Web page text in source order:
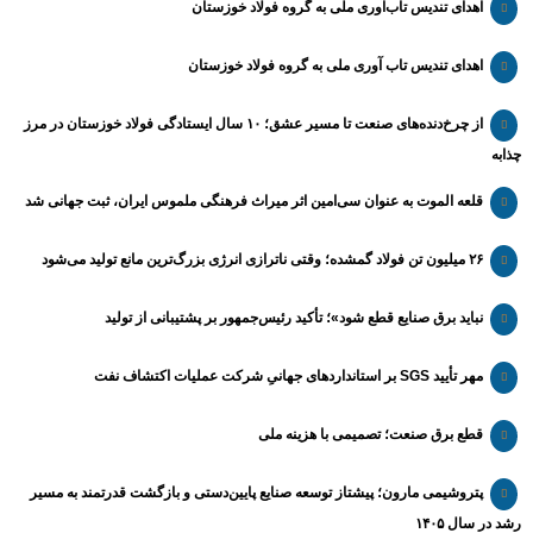
اهدای تندیس تاب‌آوری ملی به گروه فولاد خوزستان
اهدای تندیس تاب آوری ملی به گروه فولاد خوزستان
از چرخ‌دنده‌های صنعت تا مسیر عشق؛ ۱۰ سال ایستادگی فولاد خوزستان در مرز
چذابه
قلعه الموت به عنوان سی‌امین اثر میراث‌ فرهنگی ملموس ایران، ثبت جهانی شد
۲۶ میلیون تن فولاد گمشده؛ وقتی ناترازی انرژی بزرگ‌ترین مانع تولید می‌شود
نباید برق صنایع قطع شود»؛ تأکید رئیس‌جمهور بر پشتیبانی از تولید
مهر تأیید SGS بر استانداردهای جهانیِ شرکت عملیات اکتشاف نفت
قطع برق صنعت؛ تصمیمی با هزینه ملی
پتروشیمی مارون؛ پیشتاز توسعه صنایع پایین‌دستی و بازگشت قدرتمند به مسیر
رشد در سال ۱۴۰۵